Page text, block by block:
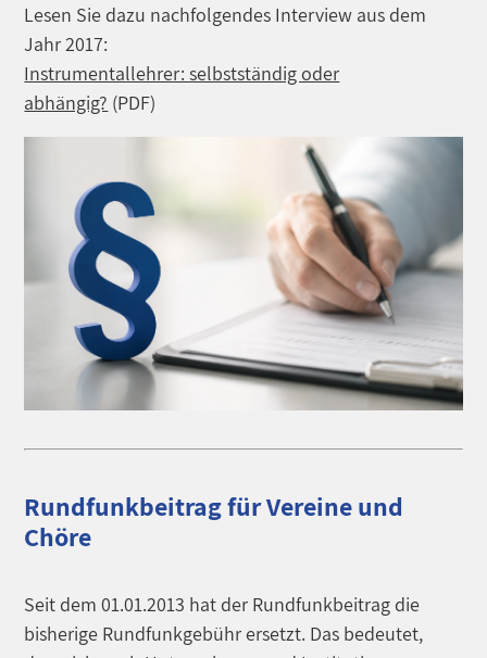
Lesen Sie dazu nachfolgendes Interview aus dem
Jahr 2017:
Instrumentallehrer: selbstständig oder
abhängig? (PDF)
Rundfunkbeitrag für Vereine und
Chöre
Seit dem 01.01.2013 hat der Rundfunkbeitrag die
bisherige Rundfunkgebühr ersetzt. Das bedeutet,